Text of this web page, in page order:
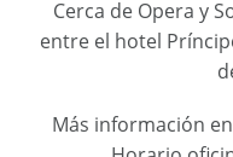
Cerca de Opera y
entre el hotel
Más información